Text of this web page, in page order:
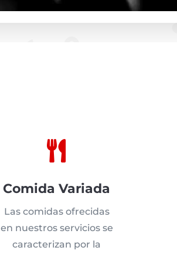

Comida Variada
Las comidas ofrecidas
en nuestros servicios se
caracterizan por la